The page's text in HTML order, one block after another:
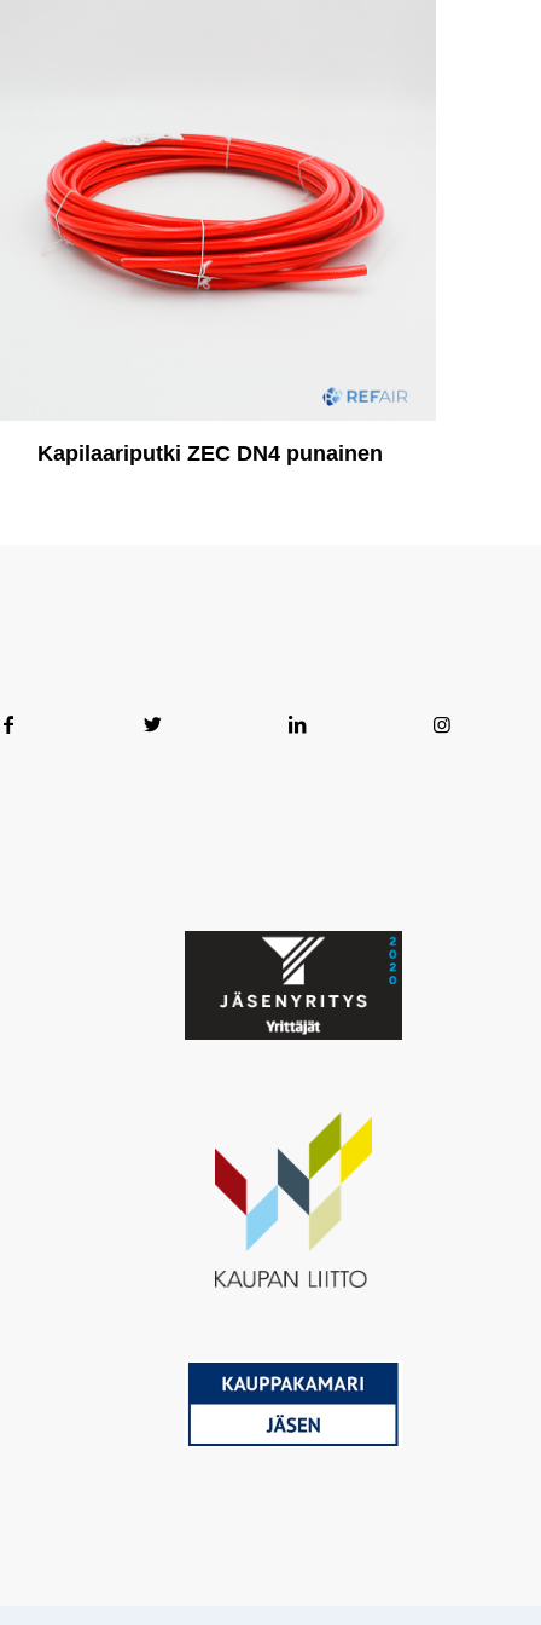
Kapilaariputki ZEC DN4 punainen